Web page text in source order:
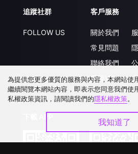
追蹤社群
FOLLOW US
客戶服務
關於我們
常見問題
聯絡我們
升級VIP
為提供您更多優質的服務與內容，本網站
繼續閱覽本網站內容，即表示您同意我們
私權政策資訊，請閱讀我們的隱私權政策。
我知道了